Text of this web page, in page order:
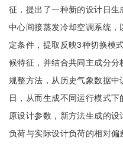
征，提出了一种新的设计日
中心间接蒸发冷却空调系统
定条件，提取反映3种切换模
候特征，并结合共同主成分
规整方法，从历史气象数据
日，从而生成不同运行模式
原设计参数，新方法生成的
负荷与实际设计负荷的相对偏